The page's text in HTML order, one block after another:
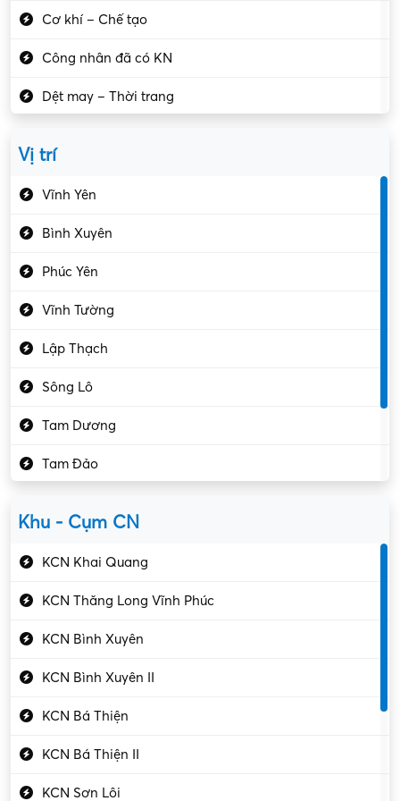
Cơ khí – Chế tạo
Công nhân đã có KN
Dệt may – Thời trang
Kiểm soát chất lượng
Kỹ sư cơ khí
Kỹ sư điện
Kỹ thuật cao
Kỹ thuật mạng – IT
Làm bán thời gian
Lao động phổ thông
Lập trình – Phát triển
Luật – Công chứng
Vị trí
Vĩnh Yên
Bình Xuyên
Phúc Yên
Vĩnh Tường
Lập Thạch
Sông Lô
Tam Dương
Tam Đảo
Khu - Cụm CN
KCN Khai Quang
KCN Thăng Long Vĩnh Phúc
KCN Bình Xuyên
KCN Bình Xuyên II
KCN Bá Thiện
KCN Bá Thiện II
KCN Sơn Lôi